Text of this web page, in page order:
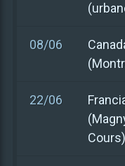
08/06
22/06
Cours)